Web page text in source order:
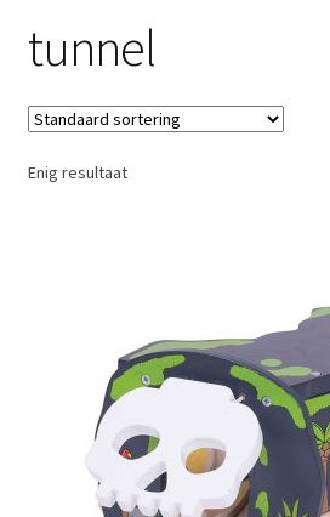
tunnel
Enig resultaat